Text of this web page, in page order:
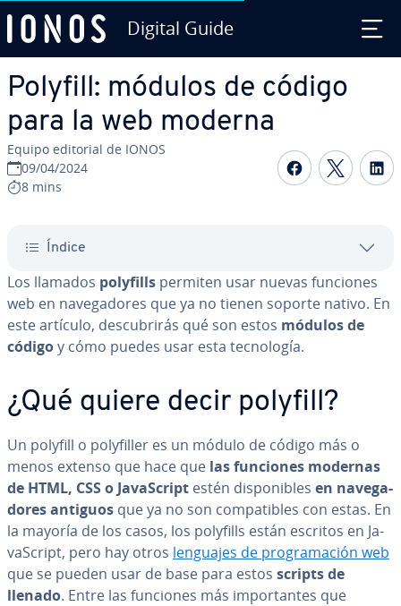
Digital Guide
Polyfill: módulos de código
para la web moderna
Equipo editorial de IONOS
09/04/2024
8 mins
Compartir
Índice
Los llamados polyfills permiten usar nuevas funciones
web en na­ve­ga­do­res que ya no tienen soporte nativo. En
este artículo, de­s­cu­bri­rás qué son estos módulos de
códigoy cómo puedes usar esta te­c­no­lo­gía.
¿Qué quiere decir polyfill?
Un polyfill o po­l­y­fi­ller es un módulo de código más o
menos extenso que hace que las funciones modernas
de HTML, CSS o Ja­va­S­cri­pt estén di­s­po­ni­bles en na­ve­ga­
do­res antiguos que ya no son co­m­pa­ti­bles con estas. En
la mayoría de los casos, los polyfills están escritos en Ja­
va­S­cri­pt, pero hay otros lenguajes de pro­gra­ma­ción web
que se pueden usar de base para estos scripts de
llenado. Entre las funciones más im­po­r­ta­n­tes que